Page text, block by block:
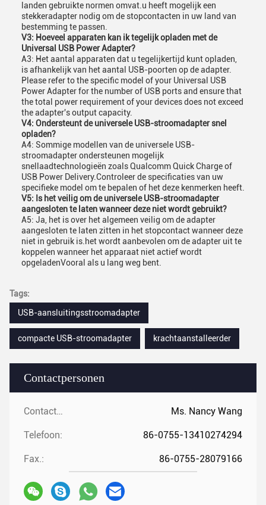
Contactpersonen
Contactpersonen: Ms. Nancy Wang
Telefoon: 86-0755-13410274294
Fax.: 86-0755-28079166
landen gebruikte normen omvat.u heeft mogelijk een
stekkeradapter nodig om de stopcontacten in uw land van
bestemming te passen.
V3: Hoeveel apparaten kan ik tegelijk opladen met de
Universal USB Power Adapter?
A3: Het aantal apparaten dat u tegelijkertijd kunt opladen,
is afhankelijk van het aantal USB-poorten op de adapter.
Please refer to the specific model of your Universal USB
Power Adapter for the number of USB ports and ensure that
the total power requirement of your devices does not exceed
the adapter's output capacity.
V4: Ondersteunt de universele USB-stroomadapter snel
opladen?
A4: Sommige modellen van de universele USB-
stroomadapter ondersteunen mogelijk
snellaadtechnologieën zoals Qualcomm Quick Charge of
USB Power Delivery.Controleer de specificaties van uw
specifieke model om te bepalen of het deze kenmerken heeft.
V5: Is het veilig om de universele USB-stroomadapter
aangesloten te laten wanneer deze niet wordt gebruikt?
A5: Ja, het is over het algemeen veilig om de adapter
aangesloten te laten zitten in het stopcontact wanneer deze
niet in gebruik is.het wordt aanbevolen om de adapter uit te
koppelen wanneer het apparaat niet actief wordt
opgeladenVooral als u lang weg bent.
Tags:
USB-aansluitingsstroomadapter
compacte USB-stroomadapter krachtaanstalleerder